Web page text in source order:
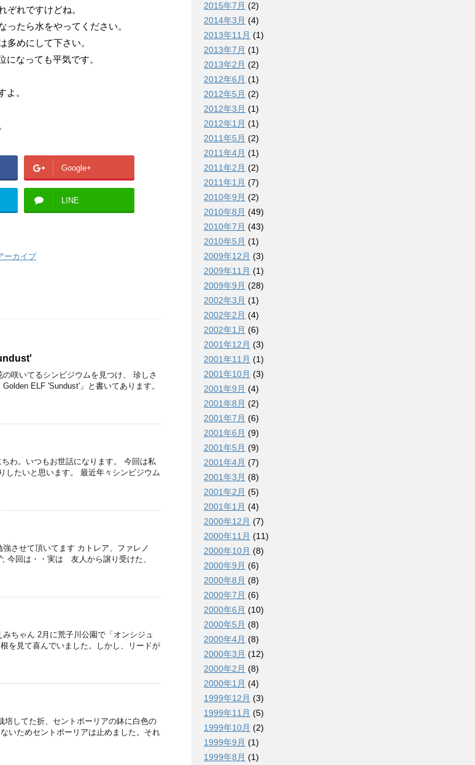
ぞれですけどね。
ったら水をやってください。
めにして下さい。
なっても平気です。
。
Google+
LINE
ーカイブ
咲いてるシンビジウムを見つけ、 珍しさ
ELF 'Sundust'」と書いてあります。
わ。いつもお世話になります。 今回は私
したいと思います。 最近年々シンビジウム
させて頂いてます カトレア、ファレノ
今回は・・実は 友人から譲り受けた、
ちゃん 2月に荒子川公園で「オンシジュ
を見て喜んでいました。しかし、リードが
してた折、セントポーリアの鉢に白色の
いためセントポーリアは止めました。それ
2015年7月 (2)
2014年3月 (4)
2013年11月 (1)
2013年7月 (1)
2013年2月 (2)
2012年6月 (1)
2012年5月 (2)
2012年3月 (1)
2012年1月 (1)
2011年5月 (2)
2011年4月 (1)
2011年2月 (2)
2011年1月 (7)
2010年9月 (2)
2010年8月 (49)
2010年7月 (43)
2010年5月 (1)
2009年12月 (3)
2009年11月 (1)
2009年9月 (28)
2002年3月 (1)
2002年2月 (4)
2002年1月 (6)
2001年12月 (3)
2001年11月 (1)
2001年10月 (3)
2001年9月 (4)
2001年8月 (2)
2001年7月 (6)
2001年6月 (9)
2001年5月 (9)
2001年4月 (7)
2001年3月 (8)
2001年2月 (5)
2001年1月 (4)
2000年12月 (7)
2000年11月 (11)
2000年10月 (8)
2000年9月 (6)
2000年8月 (8)
2000年7月 (6)
2000年6月 (10)
2000年5月 (8)
2000年4月 (8)
2000年3月 (12)
2000年2月 (8)
2000年1月 (4)
1999年12月 (3)
1999年11月 (5)
1999年10月 (2)
1999年9月 (1)
1999年8月 (1)